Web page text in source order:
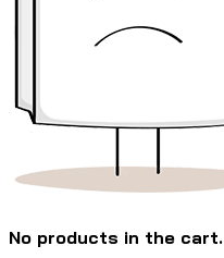
No products in the cart.